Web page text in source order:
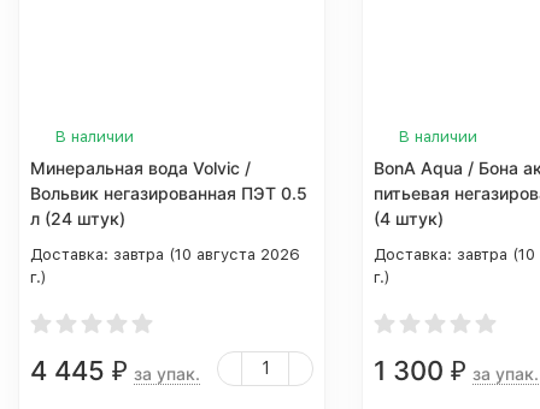
В наличии
Минеральная вода Volvic /
Вольвик негазированная ПЭТ 0.5
л (24 штук)
Доставка: завтра (10 августа 2026
г.)
4 445 ₽ за упак.
В наличии
BonA Aqua / Бона
питьевая
(4 штук)
Доставка: завтра
г.)
1 300 ₽ за упак.